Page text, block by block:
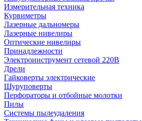
Измерительная техника
Курвиметры
Лазерные дальномеры
Лазерные нивелиры
Оптические нивелиры
Принадлежности
Электроинструмент сетевой 220В
Дрели
Гайковерты электрические
Шуруповерты
Перфораторы и отбойные молотки
Пилы
Системы пылеудаления